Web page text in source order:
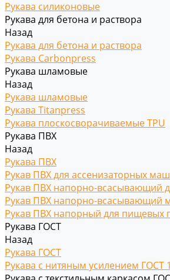
Рукава силиконовые
Рукава для бетона и раствора
Назад
Рукава для бетона и раствора
Рукава Carbonpress
Рукава шламовые
Назад
Рукава шламовые
Рукава Titanpress
Рукава плоскосворачиваемые TPU
Рукава ПВХ
Назад
Рукава ПВХ
Рукав ПВХ для ассенизаторных
Рукав ПВХ напорно-всасывающий
Рукав ПВХ напорно-всасывающий
Рукав ПВХ напорный для пищевых
Рукава ГОСТ
Назад
Рукава ГОСТ
Рукава с нитяным усилением ГОСТ